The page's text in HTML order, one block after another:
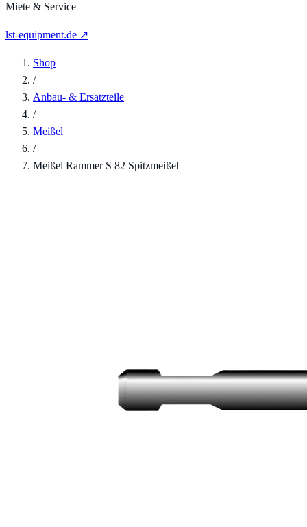
Miete & Service
lst-equipment.de ↗
Shop
/
Anbau- & Ersatzteile
/
Meißel
/
Meißel Rammer S 82 Spitzmeißel